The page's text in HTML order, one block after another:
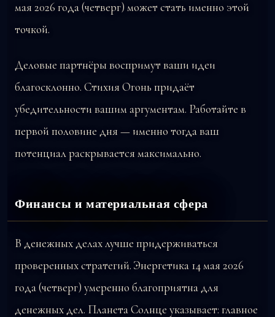
мая 2026 года (четверг) может стать именно этой
точкой.
Деловые партнёры воспримут ваши идеи
благосклонно. Стихия Огонь придаёт
убедительности вашим аргументам. Работайте в
первой половине дня — именно тогда ваш
потенциал раскрывается максимально.
Финансы и материальная сфера
В денежных делах лучше придерживаться
проверенных стратегий. Энергетика 14 мая 2026
года (четверг) умеренно благоприятна для
денежных дел. Планета Солнце указывает: главное